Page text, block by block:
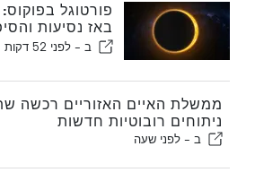
פורטוגל
באז נסיעות
שעולים לכותרות
ב - לפני 52 דקות
ממשלת האיים האזוריים רכשה
ניתוחים רובוטיות חדשות
ב - לפני שעה